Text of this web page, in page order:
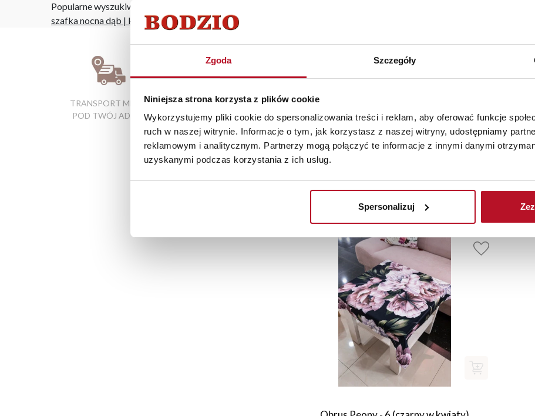
Zgoda Szczegóły
Niniejsza strona korzysta z plików cookie
Wykorzystujemy pliki cookie do spersonalizowania treści i reklam, aby oferować funkcje
ruch w naszej witrynie. Informacje o tym, jak korzystasz z naszej witryny, udostępniamy
reklamowym i analitycznym. Partnerzy mogą połączyć te informacje z innymi danymi
uzyskanymi podczas korzystania z ich usług.
Spersonalizuj
Popularne wyszukiwania:
szafka nocna dąb | krzesło cena| tanie krzesła kuchenne
TRANSPORT MEBLI
POD TWÓJ ADRES
RATY 0% W
SALONACH
FIRMOWYCH
BEZPIECZNE ZAKUPY
PRZEZ INTERNET
MATERIAŁÓW
Produkty uzupełniające